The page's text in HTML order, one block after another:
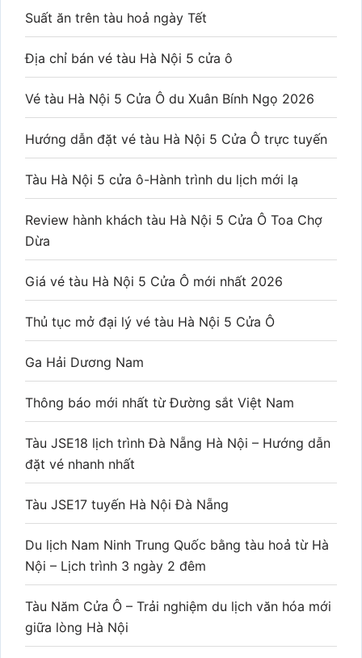
Suất ăn trên tàu hoả ngày Tết
Địa chỉ bán vé tàu Hà Nội 5 cửa ô
Vé tàu Hà Nội 5 Cửa Ô du Xuân Bính Ngọ 2026
Hướng dẫn đặt vé tàu Hà Nội 5 Cửa Ô trực tuyến
Tàu Hà Nội 5 cửa ô-Hành trình du lịch mới lạ
Review hành khách tàu Hà Nội 5 Cửa Ô Toa Chợ
Dừa
Giá vé tàu Hà Nội 5 Cửa Ô mới nhất 2026
Thủ tục mở đại lý vé tàu Hà Nội 5 Cửa Ô
Ga Hải Dương Nam
Thông báo mới nhất từ Đường sắt Việt Nam
Tàu JSE18 lịch trình Đà Nẵng Hà Nội – Hướng dẫn
đặt vé nhanh nhất
Tàu JSE17 tuyến Hà Nội Đà Nẵng
Du lịch Nam Ninh Trung Quốc bằng tàu hoả từ Hà
Nội – Lịch trình 3 ngày 2 đêm
Tàu Năm Cửa Ô – Trải nghiệm du lịch văn hóa mới
giữa lòng Hà Nội